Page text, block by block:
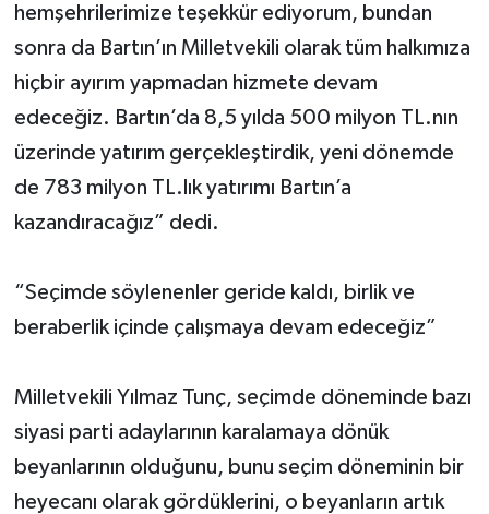
hemşehrilerimize teşekkür ediyorum, bundan
sonra da Bartın’ın Milletvekili olarak tüm halkımıza
hiçbir ayırım yapmadan hizmete devam
edeceğiz. Bartın’da 8,5 yılda 500 milyon TL.nın
üzerinde yatırım gerçekleştirdik, yeni dönemde
de 783 milyon TL.lık yatırımı Bartın’a
kazandıracağız” dedi.
“Seçimde söylenenler geride kaldı, birlik ve
beraberlik içinde çalışmaya devam edeceğiz”
Milletvekili Yılmaz Tunç, seçimde döneminde bazı
siyasi parti adaylarının karalamaya dönük
beyanlarının olduğunu, bunu seçim döneminin bir
heyecanı olarak gördüklerini, o beyanların artık